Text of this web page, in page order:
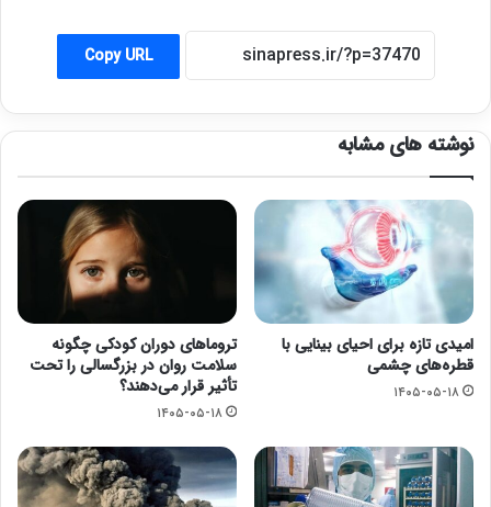
Copy URL
نوشته های مشابه
امیدی تازه برای احیای بینایی با
قطره‌های چشمی
۱۴۰۵-۰۵-۱۸
تروماهای دوران کودکی چگونه
سلامت روان در بزرگسالی را تحت
تأثیر قرار می‌دهند؟
۱۴۰۵-۰۵-۱۸